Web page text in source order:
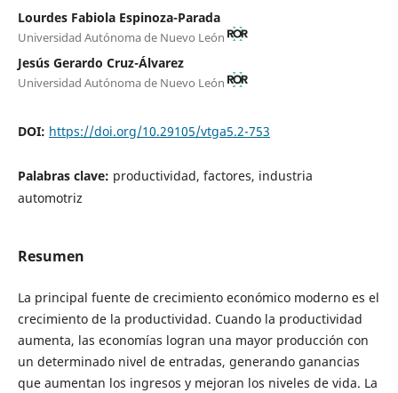
Lourdes Fabiola Espinoza-Parada
Universidad Autónoma de Nuevo León
Jesús Gerardo Cruz-Álvarez
Universidad Autónoma de Nuevo León
DOI: https://doi.org/10.29105/vtga5.2-753
Palabras clave: productividad, factores, industria
automotriz
Resumen
La principal fuente de crecimiento económico moderno es el
crecimiento de la productividad. Cuando la productividad
aumenta, las economías logran una mayor producción con
un determinado nivel de entradas, generando ganancias
que aumentan los ingresos y mejoran los niveles de vida. La